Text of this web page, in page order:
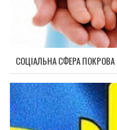
СОЦІАЛЬНА СФЕРА